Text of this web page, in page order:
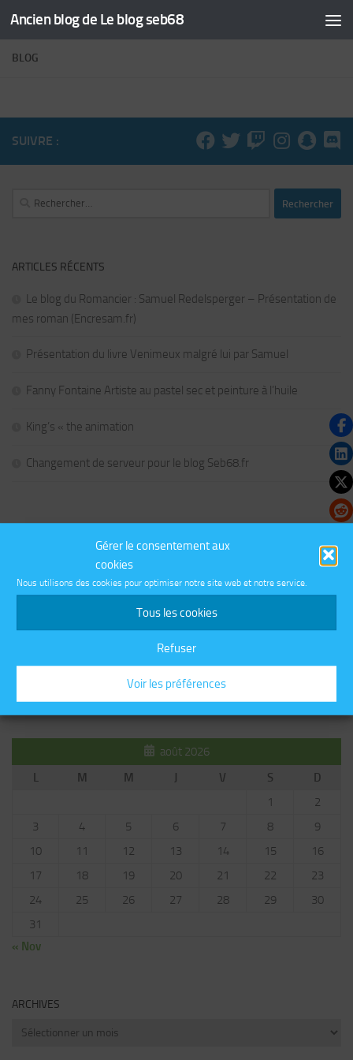
Gérer le consentement aux
cookies
Nous utilisons des cookies pour optimiser notre site web et notre service.
Tous les cookies
Refuser
Voir les préférences
Skip to content
Ancien blog de Le blog seb68
BLOG
SUIVRE :
Rechercher :
ARTICLES RÉCENTS
Le blog du Romancier : Samuel Redelsperger – Présentation de
mes roman (Encresam.fr)
Présentation du livre Venimeux malgré lui par Samuel
Fanny Fontaine Artiste au pastel sec et peinture à l’huile
King’s « the animation
Changement de serveur pour le blog Seb68.fr
PLUS
août 2026
L
M M J V S
D
1
2
3
4 5 6 7 8
9
10
11 12 13 14 15
16
17
18 19 20 21 22
23
24
25 26 27 28 29
30
31
« Nov
ARCHIVES
Archives